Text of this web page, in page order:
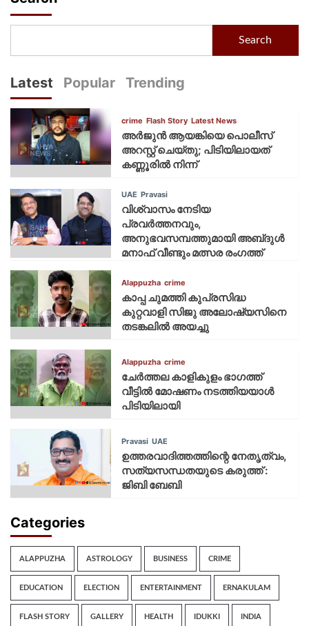
Search
Latest Popular Trending
crime Flash Story Latest News
അർജുൻ ആയങ്കിയെ പൊലീസ്
അറസ്റ്റ് ചെയ്‌തു; പിടിയിലായത്
കണ്ണൂരിൽ നിന്ന്
UAE Pravasi
വിശ്വാസം നേടിയ
പ്രവർത്തനവും,
അനുഭവസമ്പത്തുമായി അബ്‌ദുൾ
മനാഫ് വീണ്ടും മത്സര രംഗത്ത്
Alappuzha crime
കാപ്പ ചുമത്തി കുപ്രസിദ്ധ
കുറ്റവാളി സിജു അലോഷ്യസിനെ
തടങ്കലിൽ അയച്ചു
Alappuzha crime
ചേർത്തല കാളികുളം ഭാഗത്ത്
വീട്ടിൽ മോഷണം നടത്തിയയാൾ
പിടിയിലായി
Pravasi UAE
ഉത്തരവാദിത്തത്തിന്റെ നേതൃത്വം,
സത്യസന്ധതയുടെ കരുത്ത് :
ജിബി ബേബി
Categories
ALAPPUZHA ASTROLOGY BUSINESS CRIME
EDUCATION ELECTION ENTERTAINMENT ERNAKULAM
FLASH STORY GALLERY HEALTH IDUKKI INDIA